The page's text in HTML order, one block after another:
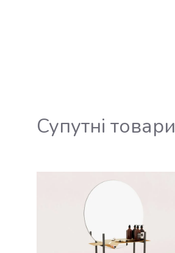
Супутні товари